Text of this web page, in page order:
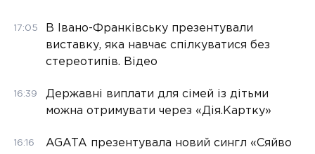
17:05
В Івано-Франківську презентували
виставку, яка навчає спілкуватися без
стереотипів. Відео
16:39
Державні виплати для сімей із дітьми
можна отримувати через «Дія.Картку»
16:16
AGATA презентувала новий сингл «Сяйво